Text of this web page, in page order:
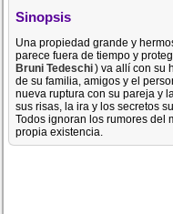
Sinopsis
Una propiedad grande y
parece fuera de tiempo y
Bruni Tedeschi) va allí con su
de su familia, amigos y el
nueva ruptura con su pareja y
sus risas, la ira y los secretos
Todos ignoran los rumores del
propia existencia.